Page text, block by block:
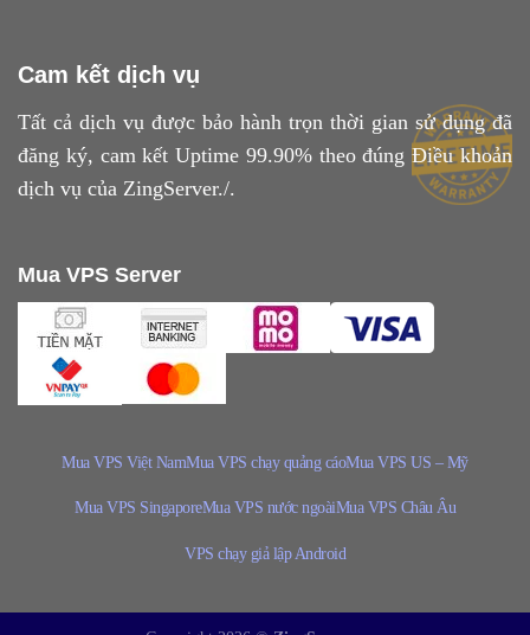
Cam kết dịch vụ
Tất cả dịch vụ được bảo hành trọn thời gian sử dụng đã
đăng ký, cam kết Uptime 99.90% theo đúngĐiều khoản
dịch vụ của ZingServer./.
Mua VPS Server
Mua VPS Việt NamMua VPS chạy quảng cáoMua VPS US – Mỹ
Mua VPS SingaporeMua VPS nước ngoàiMua VPS Châu Âu
VPS chạy giả lập Android